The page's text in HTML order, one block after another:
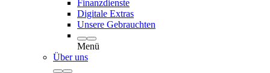
Finanzdienste
Digitale Extras
Unsere Gebrauchten
Menü
Über uns